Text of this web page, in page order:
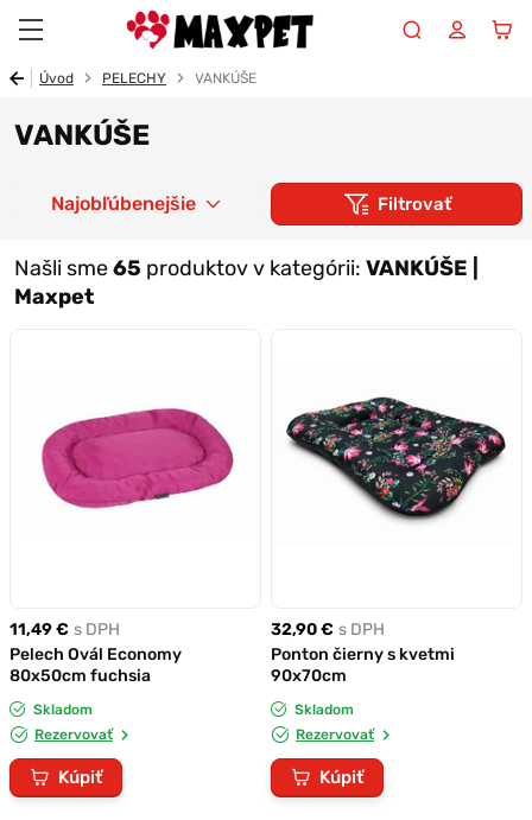
Úvod PELECHY VANKÚŠE
VANKÚŠE
Filtrovať
Našli sme65 produktov v kategórii: VANKÚŠE |
Maxpet
Najobľúbenejšie
11,49 € s DPH
Pelech Ovál Economy
80x50cm fuchsia
Skladom
Rezervovať
Kúpiť
32,90 € s DPH
Ponton čierny s kvetmi
90x70cm
Skladom
Rezervovať
Kúpiť